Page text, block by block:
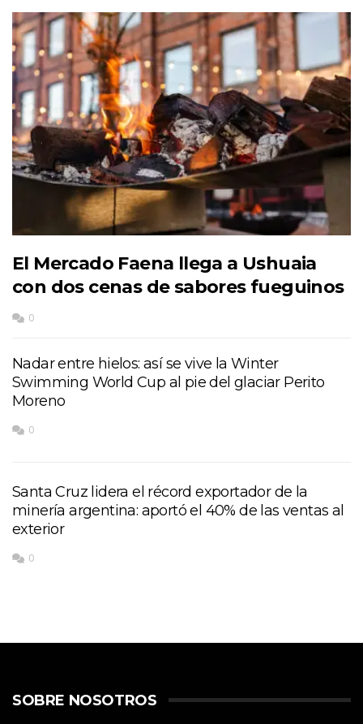
El Mercado Faena llega a Ushuaia
con dos cenas de sabores fueguinos
0
Nadar entre hielos: así se vive la Winter
Swimming World Cup al pie del glaciar Perito
Moreno
0
Santa Cruz lidera el récord exportador de la
minería argentina: aportó el 40% de las ventas al
exterior
0
SOBRE NOSOTROS